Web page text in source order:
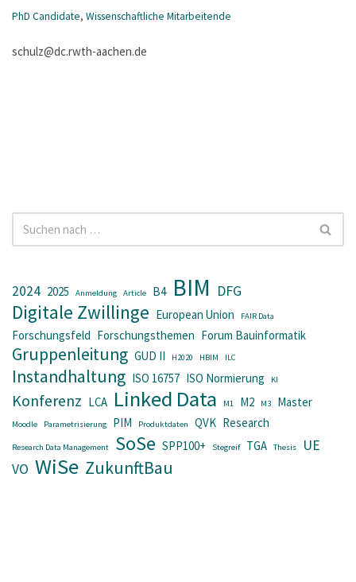
PhD Candidate, Wissenschaftliche Mitarbeitende
schulz@dc.rwth-aachen.de
2024 2025 Anmeldung Article B4 BIM DFG
Digitale Zwillinge European Union FAIR Data
Forschungsfeld Forschungsthemen Forum Bauinformatik
Gruppenleitung GUD II H2020 HBIM ILC
Instandhaltung ISO 16757 ISO Normierung KI
Konferenz LCA Linked Data M1 M2 M3 Master
Moodle Parametrisierung PIM Produktdaten QVK Research
Research Data Management SoSe SPP100+ Stegreif TGA Thesis
UE
VO WiSe ZukunftBau